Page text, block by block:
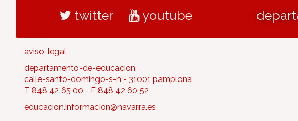
twitter youtube
aviso-legal
departamento-de-educacion
calle-santo-domingo-s-n - 31001 pamplona
T 848 42 65 00 - F 848 42 60 52
educacion.informacion@navarra.es